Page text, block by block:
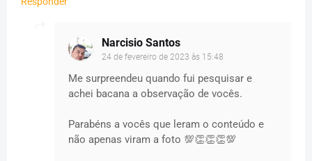
Narcisio Santos
24 de fevereiro de 2023 às 15:48
Me surpreendeu quando fui pesquisar e
achei bacana a observação de vocês.
Parabéns a vocês que leram o conteúdo e
não apenas viram a foto 💯👏👏👏💯